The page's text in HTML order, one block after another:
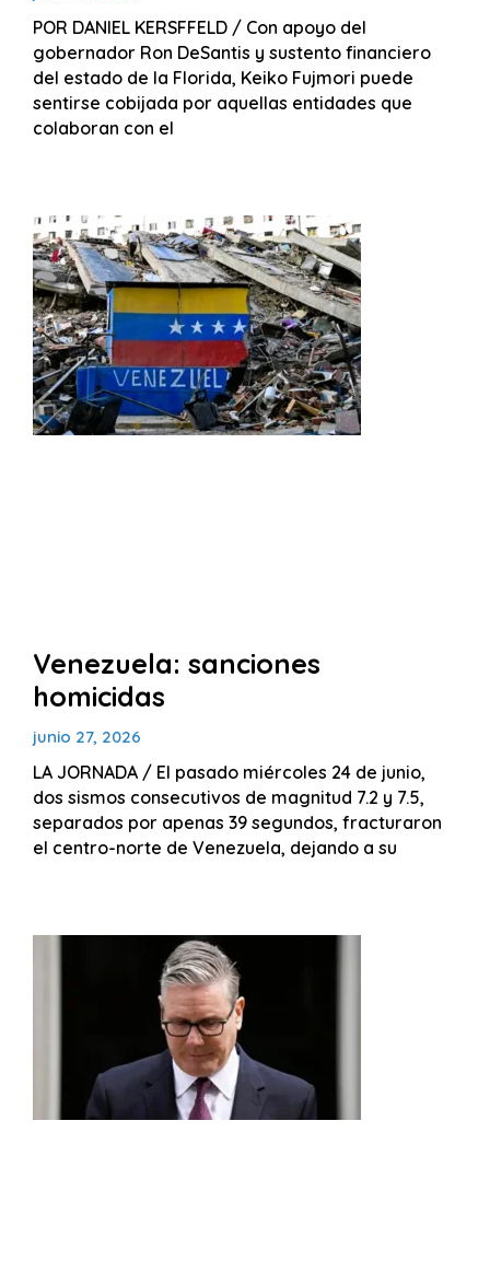
POR DANIEL KERSFFELD / Con apoyo del
gobernador Ron DeSantis y sustento financiero
del estado de la Florida, Keiko Fujmori puede
sentirse cobijada por aquellas entidades que
colaboran con el
Venezuela: sanciones
homicidas
junio 27, 2026
LA JORNADA / El pasado miércoles 24 de junio,
dos sismos consecutivos de magnitud 7.2 y 7.5,
separados por apenas 39 segundos, fracturaron
el centro-norte de Venezuela, dejando a su